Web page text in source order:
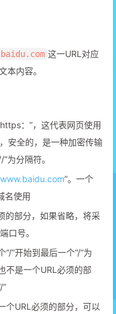
这一URL对应
本内容。
：”，这代表网页使用
安全的，是一种加密传输
为分隔符。
www.baidu.com”。一个
名使用
的部分，如果省略，将采
口号。
”开始到最后一个“/”为
不是一个URL必须的部
个URL必须的部分，可以